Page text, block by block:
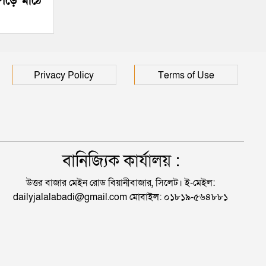
Privacy Policy Terms of Use
বানিজ্যিক কার্যালয় :
উত্তর বাজার মেইন রোড বিয়ানীবাজার, সিলেট। ই-মেইল:
dailyjalalabadi@gmail.com মোবাইল: ০১৮১৯-৫৬৪৮৮১